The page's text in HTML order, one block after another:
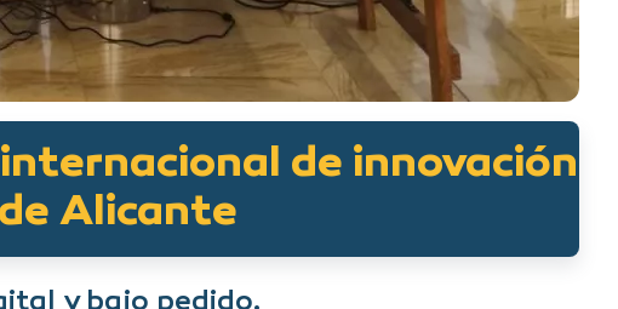
de innovación
Alicante
y bajo pedido,